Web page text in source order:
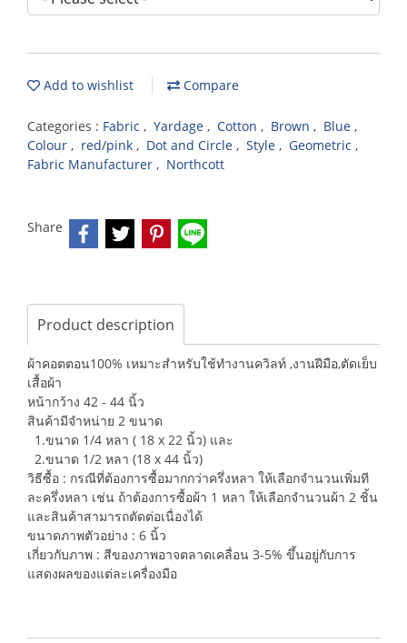
Add to wishlist Compare
Categories : Fabric , Yardage , Cotton , Brown , Blue ,
Colour , red/pink , Dot and Circle , Style , Geometric ,
Fabric Manufacturer , Northcott
Share
Product description
ผ้าคอตตอน100% เหมาะสำหรับใช้ทำงานควิลท์ ,งานฝีมือ,ตัดเย็บ
เสื้อผ้า
หน้ากว้าง 42 - 44 นิ้ว
สินค้ามีจำหน่าย 2 ขนาด
1.ขนาด 1/4 หลา ( 18 x 22 นิ้ว) และ
2.ขนาด 1/2 หลา (18 x 44 นิ้ว)
วิธีซื้อ : กรณีที่ต้องการซื้อมากกว่าครึ่งหลา ให้เลือกจำนวนเพิ่มที
ละครึ่งหลา เช่น ถ้าต้องการซื้อผ้า 1 หลา ให้เลือกจำนวนผ้า 2 ชิ้น
และสินค้าสามารถตัดต่อเนื่องได้
ขนาดภาพตัวอย่าง : 6 นิ้ว
เกี่ยวกับภาพ : สีของภาพอาจตลาดเคลื่อน 3-5% ขึ้นอยู่กับการ
แสดงผลของแต่ละเครื่องมือ